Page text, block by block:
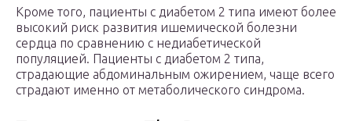
Кроме того, пациенты с диабетом 2 типа имеют более
высокий риск развития ишемической болезни
сердца по сравнению с недиабетической
популяцией. Пациенты с диабетом 2 типа,
страдающие абдоминальным ожирением, чаще всего
страдают именно от метаболического синдрома.